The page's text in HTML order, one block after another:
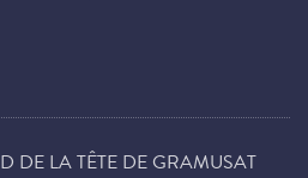
DE LA TÊTE DE GRAMUSAT